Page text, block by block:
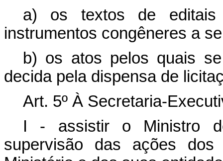
a) os textos de
instrumentos congêneres a
b) os atos pelos quais
decida pela dispensa de
Art. 5º À Secretaria-
I - assistir o Ministro
supervisão das ações